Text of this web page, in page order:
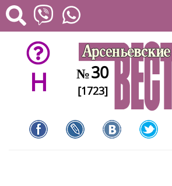
H №30
[1723]